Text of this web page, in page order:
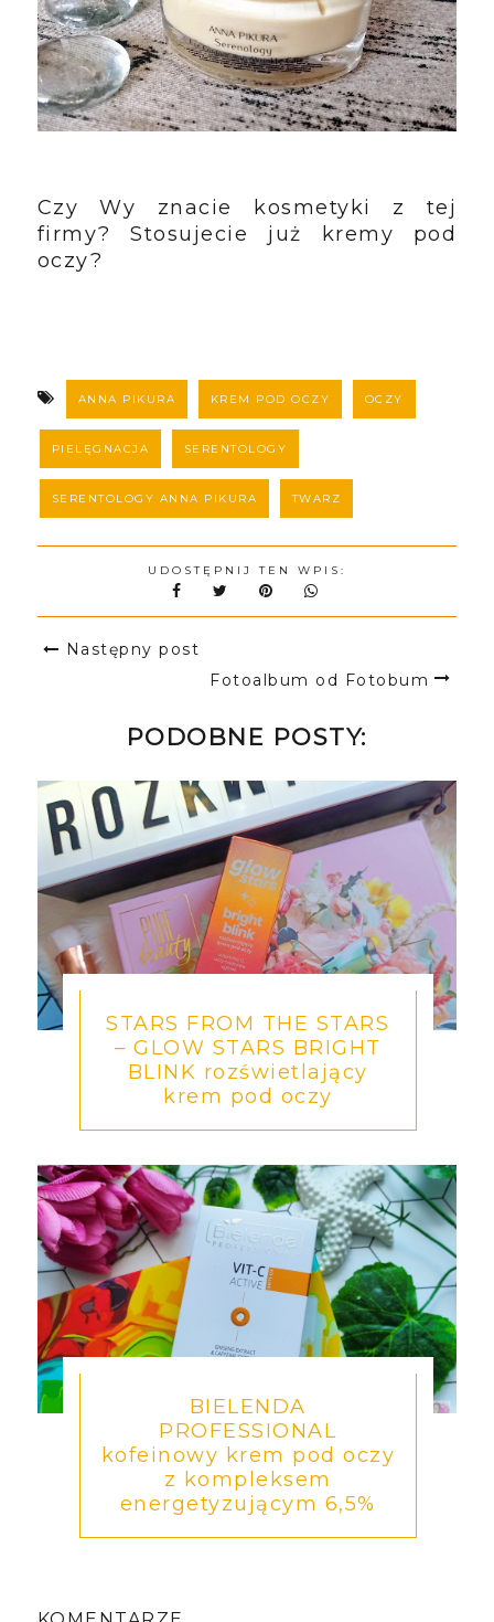
Czy Wy znacie kosmetyki z tej
firmy? Stosujecie już kremy pod
oczy?
ANNA PIKURA KREM POD OCZY OCZY
PIELĘGNACJA SERENTOLOGY
SERENTOLOGY ANNA PIKURA TWARZ
UDOSTĘPNIJ TEN WPIS:
Następny post
Fotoalbum od Fotobum
PODOBNE POSTY:
STARS FROM THE STARS
– GLOW STARS BRIGHT
BLINK rozświetlający
krem pod oczy
BIELENDA
PROFESSIONAL
kofeinowy krem pod oczy
z kompleksem
energetyzującym 6,5%